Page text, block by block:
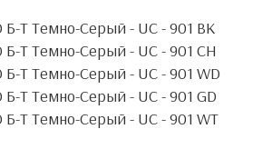
Б-Т Темно-Серый - UC - 901 BK
Б-Т Темно-Серый - UC - 901 CH
Б-Т Темно-Серый - UC - 901 WD
Б-Т Темно-Серый - UC - 901 GD
Б-Т Темно-Серый - UC - 901 WT